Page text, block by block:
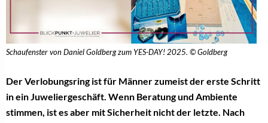
Schaufenster von Daniel Goldberg zum YES-DAY! 2025. © Goldberg
Der Verlobungsring ist für Männer zumeist der erste Schritt
in ein Juweliergeschäft. Wenn Beratung und Ambiente
stimmen, ist es aber mit Sicherheit nicht der letzte. Nach